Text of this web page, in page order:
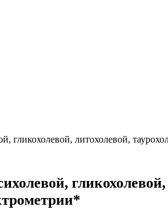
гликохолевой, литохолевой,